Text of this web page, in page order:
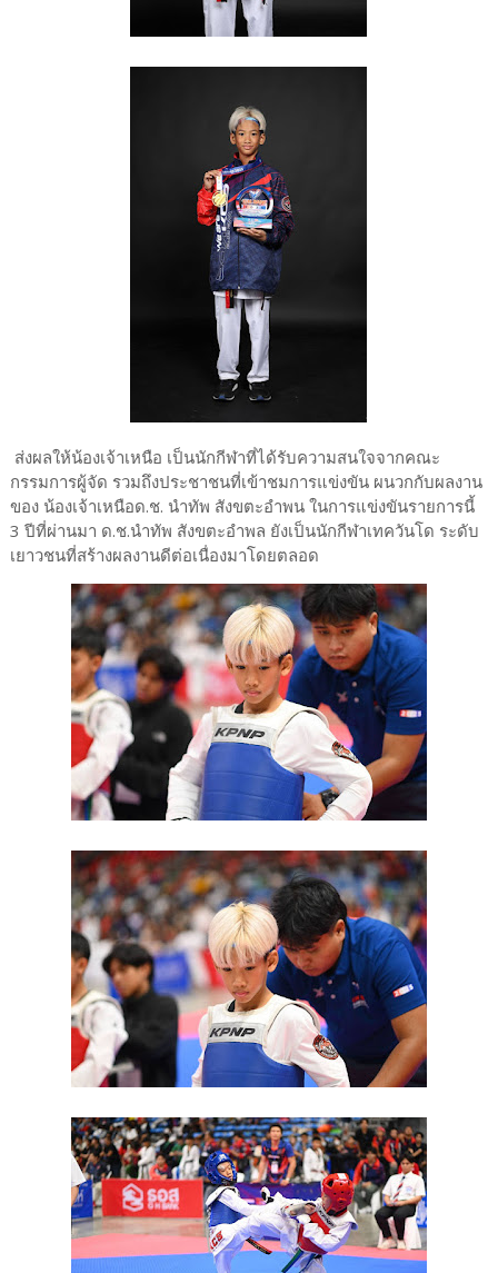
ส่งผลให้น้องเจ้าเหนือ เป็นนักกีฬาที่ได้รับความสนใจจากคณะ
กรรมการผู้จัด รวมถึงประชาชนที่เข้าชมการแข่งขัน ผนวกกับผลงาน
ของ น้องเจ้าเหนือด.ช. นำทัพ สังขตะอำพน ในการแข่งขันรายการนี้
3 ปีที่ผ่านมา ด.ช.นำทัพ สังขตะอำพล ยังเป็นนักกีฬาเทควันโด ระดับ
เยาวชนที่สร้างผลงานดีต่อเนื่องมาโดยตลอด